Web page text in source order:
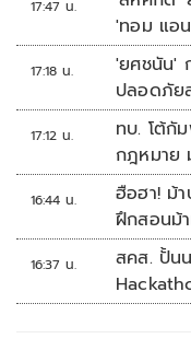
17:47 น.
'ทอม แอ
ประโยชน์
17:18 น.
'ยศชนัน'
ปลอดภัย
รุนแรง
17:12 น.
ทบ. โต้กั
กฎหมาย
16:44 น.
ฮือฮา! ม้
ฝึกสอนม้
16:37 น.
สคส. ปั้น
for all’